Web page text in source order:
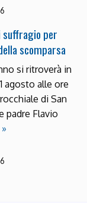
suffragio per
scomparsa
si ritroverà in
agosto alle ore
di San
padre Flavio